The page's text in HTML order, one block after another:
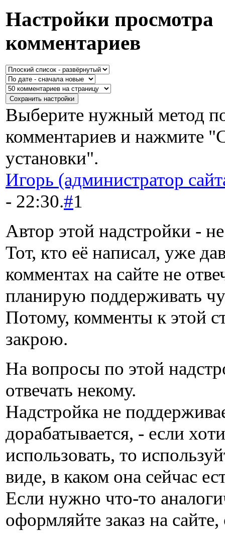
Настройки просмотра
комментариев
Выберите нужный метод
комментариев и нажмите
установки".
Игорь (администратор
- 22:30.#1
Автор этой надстройки -
Тот, кто её написал, уже
комментах на сайте не
планирую поддерживать
Потому, комменты к этой
закрою.
На вопросы по этой
отвечать некому.
Надстройка не
дорабатывается, - если
использовать, то
виде, в каком она сейчас
Если нужно что-то
оформляйте заказ на сайте,